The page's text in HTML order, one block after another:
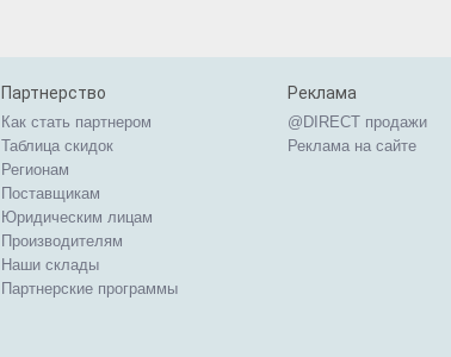
Партнерство
Как стать партнером
Таблица скидок
Регионам
Поставщикам
Юридическим лицам
Производителям
Наши склады
Партнерские программы
Реклама
@DIRECT продажи
Реклама на сайте